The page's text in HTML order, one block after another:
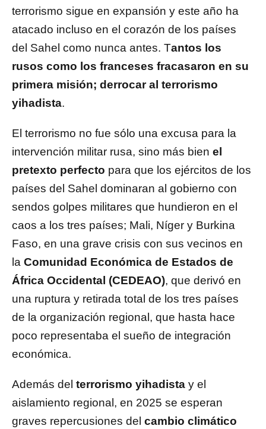
terrorismo sigue en expansión y este año ha
atacado incluso en el corazón de los países
del Sahel como nunca antes. Tantos los
rusos como los franceses fracasaron en su
primera misión; derrocar al terrorismo
yihadista.
El terrorismo no fue sólo una excusa para la
intervención militar rusa, sino más bien el
pretexto perfecto para que los ejércitos de los
países del Sahel dominaran al gobierno con
sendos golpes militares que hundieron en el
caos a los tres países; Mali, Níger y Burkina
Faso, en una grave crisis con sus vecinos en
la Comunidad Económica de Estados de
África Occidental (CEDEAO), que derivó en
una ruptura y retirada total de los tres países
de la organización regional, que hasta hace
poco representaba el sueño de integración
económica.
Además del terrorismo yihadista y el
aislamiento regional, en 2025 se esperan
graves repercusiones del cambio climático